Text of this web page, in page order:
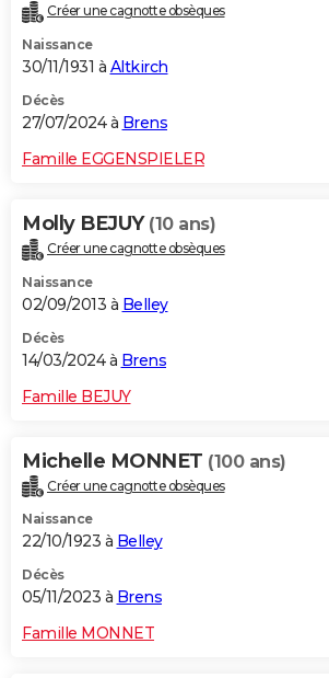
Créer une cagnotte obsèques
Naissance
30/11/1931 à Altkirch
Décès
27/07/2024 à Brens
Famille EGGENSPIELER
Molly BEJUY (10 ans)
Créer une cagnotte obsèques
Naissance
02/09/2013 à Belley
Décès
14/03/2024 à Brens
Famille BEJUY
Michelle MONNET (100 ans)
Créer une cagnotte obsèques
Naissance
22/10/1923 à Belley
Décès
05/11/2023 à Brens
Famille MONNET